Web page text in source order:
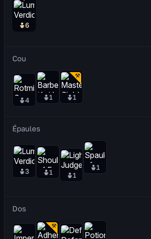
6
Cou
4 1 1
Épaules
3 1 1
1
Dos